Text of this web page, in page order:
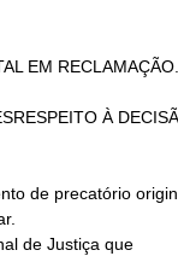
EM
de precatório
de Justiça que